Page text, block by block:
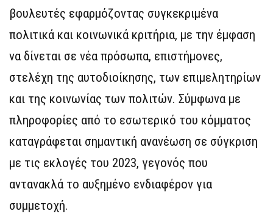
βουλευτές εφαρμόζοντας συγκεκριμένα
πολιτικά και κοινωνικά κριτήρια, με την έμφαση
να δίνεται σε νέα πρόσωπα, επιστήμονες,
στελέχη της αυτοδιοίκησης, των επιμελητηρίων
και της κοινωνίας των πολιτών. Σύμφωνα με
πληροφορίες από το εσωτερικό του κόμματος
καταγράφεται σημαντική ανανέωση σε σύγκριση
με τις εκλογές του 2023, γεγονός που
αντανακλά το αυξημένο ενδιαφέρον για
συμμετοχή.